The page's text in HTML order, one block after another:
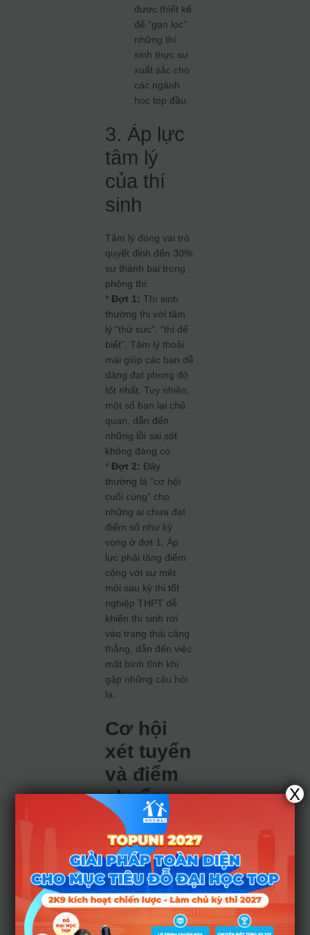
được thiết kế
để “gạn lọc”
những thí
sinh thực sự
xuất sắc cho
các ngành
học top đầu.
3. Áp lực
tâm lý
của thí
sinh
Tâm lý đóng vai trò
quyết định đến 30%
sự thành bại trong
phòng thi:
*Đợt 1: Thí sinh
thường thi với tâm
lý “thử sức”, “thi để
biết”. Tâm lý thoải
mái giúp các bạn dễ
dàng đạt phong độ
tốt nhất. Tuy nhiên,
một số bạn lại chủ
quan, dẫn đến
những lỗi sai sót
không đáng có.
*Đợt 2: Đây
thường là “cơ hội
cuối cùng” cho
những ai chưa đạt
điểm số như kỳ
vọng ở đợt 1. Áp
lực phải tăng điểm
cộng với sự mệt
mỏi sau kỳ thi tốt
nghiệp THPT dễ
khiến thí sinh rơi
vào trạng thái căng
thẳng, dẫn đến việc
mất bình tĩnh khi
gặp những câu hỏi
lạ.
Cơ hội
xét tuyển
và điểm
chuẩn
giữa hai
đợt
Một hiểu lầm phổ
biến là “thi đợt 2 sẽ
có điểm chuẩn cao
hơn”. Thực tế, điểm
X